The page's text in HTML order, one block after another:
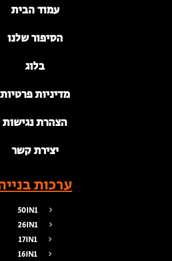
עמוד הבית
הסיפור שלנו
בלוג
מדיניות פרטיות
הצהרת נגישות
יצירת קשר
ערכות בנייה
50IN1
26IN1
17IN1
16IN1